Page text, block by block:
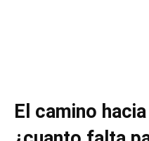
El camino